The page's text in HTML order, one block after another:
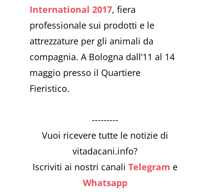
International 2017, fiera
professionale sui prodotti e le
attrezzature per gli animali da
compagnia. A Bologna dall’11 al 14
maggio presso il Quartiere
Fieristico.
---------
Vuoi ricevere tutte le notizie di
vitadacani.info?
Iscriviti ai nostri canali Telegram e
Whatsapp